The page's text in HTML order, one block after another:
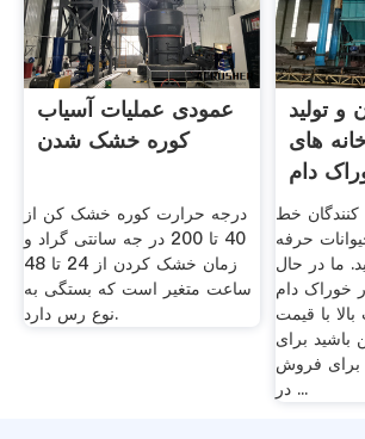
عمودی عملیات آسیاب
کوره خشک شدن
درجه حرارت کوره خشک کن از
40 تا 200 در جه سانتی گراد و
زمان خشک کردن از 24 تا 48
ساعت متغیر است که بستگی به
نوع رس دارد.
و تولید
های
کنندگان خط
حرفه
ما در حال
خوراک دام
با قیمت
باشید برای
برای فروش
در ...